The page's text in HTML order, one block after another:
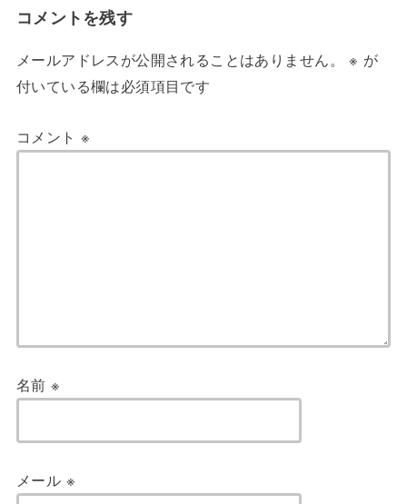
コメントを残す
メールアドレスが公開されることはありません。 ※ が
付いている欄は必須項目です
コメント ※
名前※
メール ※